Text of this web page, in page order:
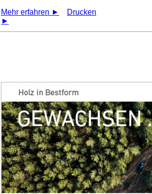
Mehr erfahren ►
Drucken
►